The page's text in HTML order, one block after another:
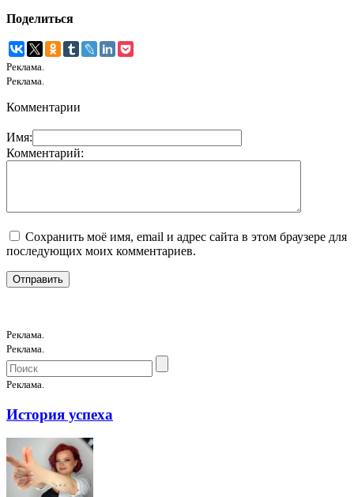
Поделиться
Реклама.
Реклама.
Комментарии
Имя:
Комментарий:
Сохранить моё имя, email и адрес сайта в этом браузере для
последующих моих комментариев.
Реклама.
Реклама.
Реклама.
История успеха